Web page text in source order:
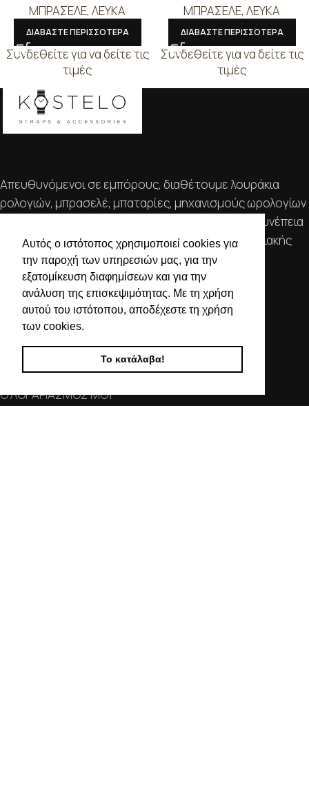
Αυτός ο ιστότοπος χρησιμοποιεί cookies για
την παροχή των υπηρεσιών μας, για την
εξατομίκευση διαφημίσεων και για την
ανάλυση της επισκεψιμότητας. Με τη χρήση
αυτού του ιστότοπου, αποδέχεστε τη χρήση
των cookies.
Το κατάλαβα!
ΜΠΡΑΣΕΛΕ, ΛΕΥΚΑ
ΔΙΑΒΑΣΤΕ ΠΕΡΙΣΣΟΤΕΡΑ
Συνδεθείτε για να δείτε τις
τιμές
ΜΠΡΑΣΕΛΕ, ΛΕΥΚΑ
ΔΙΑΒΑΣΤΕ ΠΕΡΙΣΣΟΤΕΡΑ
Συνδεθείτε για να δείτε τις
τιμές
Απευθυνόμενοι σε εμπόρους, διαθέτουμε λουράκια
ρολογιών, μπρασελέ, μπαταρίες, μηχανισμούς ωρολογίων
& εργαλεία αρίστης ποιότητας. Η αξιοπιστία & η συνέπεια
αποτελούν τα κύρια χαρακτηριστικά της οικογενειακής
επιχείρησής μας.
ΧΡΗΣΙΜΕΣ ΠΛΗΡΟΦΟΡΙΕΣ
ΕΠΙΚΟΙΝΩΝΙΑ
ΤΡΟΠΟΙ ΠΛΗΡΩΜΗΣ ΑΠΟΣΤΟΛΗΣ
ΠΟΛΙΤΙΚΗ ΑΠΟΡΡΗΤΟΥ
Ο ΛΟΓΑΡΙΑΣΜΟΣ ΜΟΥ